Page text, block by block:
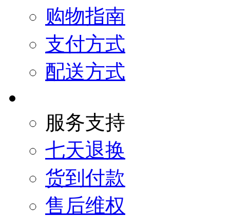
购物指南
支付方式
配送方式
服务支持
七天退换
货到付款
售后维权